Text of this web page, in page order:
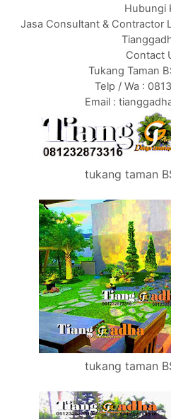
Hubungi
Jasa Consultant & Contractor
Contact
Tukang Taman
Telp / Wa :
Email :
tukang taman
tukang taman